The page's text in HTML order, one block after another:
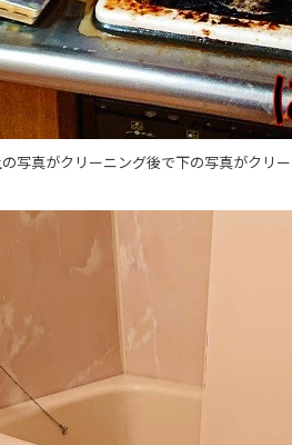
写真がクリーニング後で下の写真がクリ